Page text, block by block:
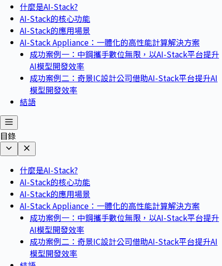
什麼是AI-Stack?
AI-Stack的核心功能
AI-Stack的應用場景
AI-Stack Appliance：一體化的高性能計算解決方案
成功案例一：中鋼攜手數位無限，以AI-Stack平台提升
AI模型開發效率
成功案例二：奇景IC設計公司借助AI-Stack平台提升AI
模型開發效率
結語
目錄
什麼是AI-Stack?
AI-Stack的核心功能
AI-Stack的應用場景
AI-Stack Appliance：一體化的高性能計算解決方案
成功案例一：中鋼攜手數位無限，以AI-Stack平台提升
AI模型開發效率
成功案例二：奇景IC設計公司借助AI-Stack平台提升AI
模型開發效率